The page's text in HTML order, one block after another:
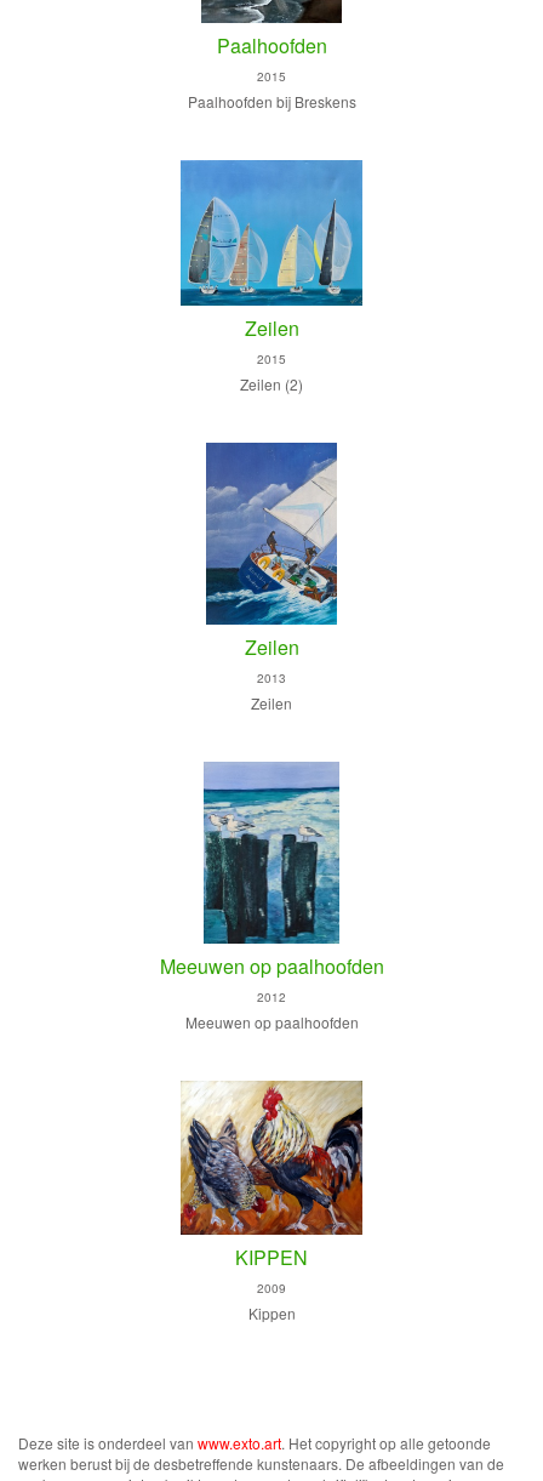
Paalhoofden
2015
Paalhoofden bij Breskens
Zeilen
2015
Zeilen (2)
Zeilen
2013
Zeilen
Meeuwen op paalhoofden
2012
Meeuwen op paalhoofden
KIPPEN
2009
Kippen
Deze site is onderdeel van www.exto.art. Het copyright op alle getoonde
werken berust bij de desbetreffende kunstenaars. De afbeeldingen van de